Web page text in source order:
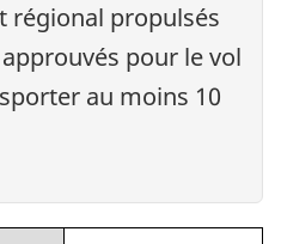
régional propulsés
pour le vol
au moins 10